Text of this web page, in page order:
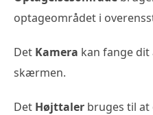
optageområdet i
Det Kamera kan fange
skærmen.
Det Højttaler bruges til at